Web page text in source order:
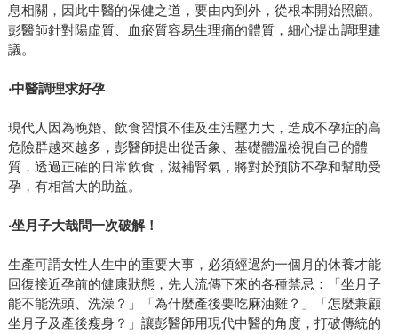
息相關，因此中醫的保健之道，要由內到外，從根本開始照顧。
彭醫師針對陽虛質、血瘀質容易生理痛的體質，細心提出調理建
議。
‧中醫調理求好孕
現代人因為晚婚、飲食習慣不佳及生活壓力大，造成不孕症的高
危險群越來越多，彭醫師提出從舌象、基礎體溫檢視自己的體
質，透過正確的日常飲食，滋補腎氣，將對於預防不孕和幫助受
孕，有相當大的助益。
‧坐月子大哉問一次破解！
生產可謂女性人生中的重要大事，必須經過約一個月的休養才能
回復接近孕前的健康狀態，先人流傳下來的各種禁忌：「坐月子
能不能洗頭、洗澡？」「為什麼產後要吃麻油雞？」「怎麼兼顧
坐月子及產後瘦身？」讓彭醫師用現代中醫的角度，打破傳統的